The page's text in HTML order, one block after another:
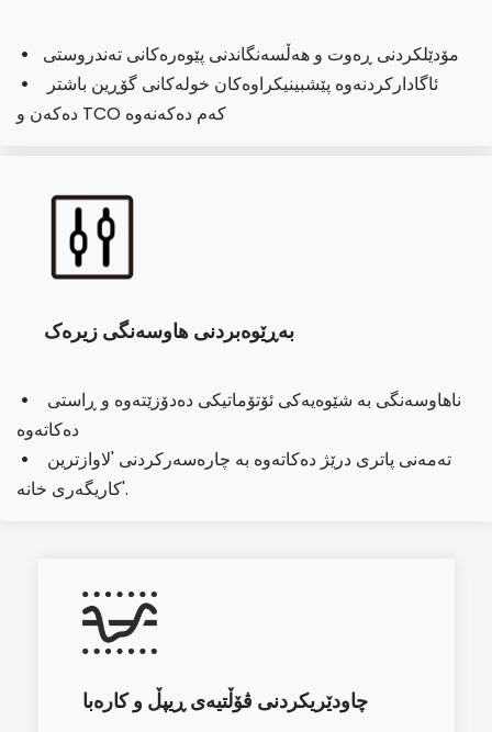
 مۆدێلکردنی ڕەوت و هەڵسەنگاندنی پێوەرەکانی تەندروستی

دەکەن و TCO کەم دەکەنەوە
بەڕێوەبردنی هاوسەنگی زیرەک

دەکاتەوە

کاریگەری خانە'.
چاودێریکردنی ڤۆڵتیەی ڕیپڵ و کارەبا